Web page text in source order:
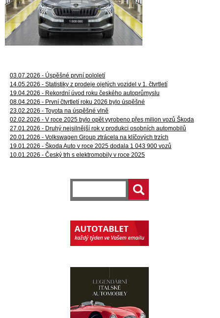
03.07.2026 - Úspěšné první pololetí
14.05.2026 - Statistiky z prodeje ojetých vozidel v 1. čtvrtletí
19.04.2026 - Rekordní úvod roku českého autoprůmyslu
08.04.2026 - První čtvrtletí roku 2026 bylo úspěšné
23.02.2026 - Toyota na úspěšné vlně
02.02.2026 - V roce 2025 bylo opět vyrobeno přes milion vozů Škoda
27.01.2026 - Druhý nejsilnější rok v produkci osobních automobilů
20.01.2026 - Volkswagen Group ztrácela na klíčových trzích
19.01.2026 - Škoda Auto v roce 2025 dodala 1 043 900 vozů
10.01.2026 - Český trh s elektromobily v roce 2025